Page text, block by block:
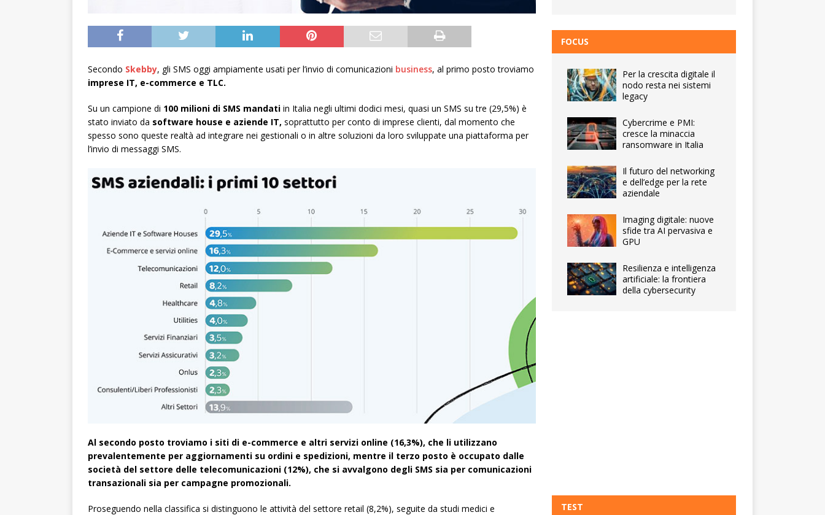
Secondo Skebby, gli SMS oggi ampiamente usati per l’invio di comunicazioni business, al primo posto troviamo
imprese IT, e-commerce e TLC.
Su un campione di 100 milioni di SMS mandati in Italia negli ultimi dodici mesi, quasi un SMS su tre (29,5%) è
stato inviato da software house e aziende IT, soprattutto per conto di imprese clienti, dal momento che
spesso sono queste realtà ad integrare nei gestionali o in altre soluzioni da loro sviluppate una piattaforma per
l’invio di messaggi SMS.
Al secondo posto troviamo i siti di e-commerce e altri servizi online (16,3%), che li utilizzano
prevalentemente per aggiornamenti su ordini e spedizioni, mentre il terzo posto è occupato dalle
società del settore delle telecomunicazioni (12%), che si avvalgono degli SMS sia per comunicazioni
transazionali sia per campagne promozionali.
Proseguendo nella classifica si distinguono le attività del settore retail (8,2%), seguite da studi medici e
FOCUS
Per la crescita digitale il
nodo resta nei sistemi
legacy
Cybercrime e PMI:
cresce la minaccia
ransomware in Italia
Il futuro del networking
e dell’edge per la rete
aziendale
Imaging digitale: nuove
sfide tra AI pervasiva e
GPU
Resilienza e intelligenza
artificiale: la frontiera
della cybersecurity
TEST